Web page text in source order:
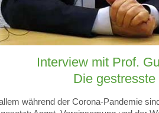
Interview mit Prof.
Die gestresste
während der Corona-Pandemie